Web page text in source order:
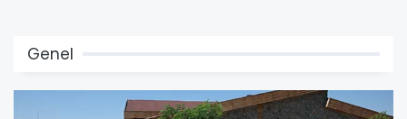
Genel